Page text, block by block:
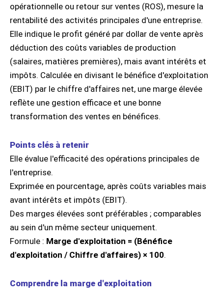
opérationnelle ou retour sur ventes (ROS), mesure la
rentabilité des activités principales d'une entreprise.
Elle indique le profit généré par dollar de vente après
déduction des coûts variables de production
(salaires, matières premières), mais avant intérêts et
impôts. Calculée en divisant le bénéfice d'exploitation
(EBIT) par le chiffre d'affaires net, une marge élevée
reflète une gestion efficace et une bonne
transformation des ventes en bénéfices.
Points clés à retenir
Elle évalue l'efficacité des opérations principales de
l'entreprise.
Exprimée en pourcentage, après coûts variables mais
avant intérêts et impôts (EBIT).
Des marges élevées sont préférables ; comparables
au sein d'un même secteur uniquement.
Formule : Marge d'exploitation = (Bénéfice
d'exploitation / Chiffre d'affaires) × 100.
Comprendre la marge d'exploitation